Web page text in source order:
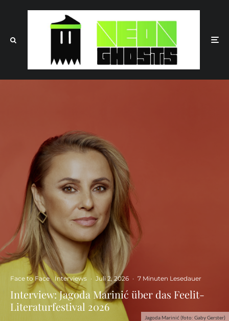
Jagoda Marinić (foto: Gaby Gerster)
Face to Face Interviews · Juli 2, 2026 · 7 Minuten Lesedauer
Interview: Jagoda Marinić über das Feelit-
Literaturfestival 2026